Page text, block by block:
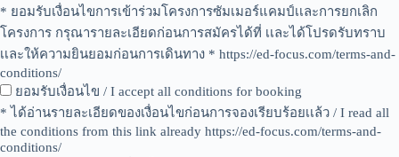
* ยอมรับเงื่อนไขการเข้าร่วมโครงการซัมเมอร์แคมป์เเละการยกเลิก
โครงการ กรุณารายละเอียดก่อนการสมัครได้ที่ เเละได้โปรดรับทราบ
เเละให้ความยินยอมก่อนการเดินทาง * https://ed-focus.com/terms-and-
conditions/
ยอมรับเงื่อนไข / I accept all conditions for booking
* ได้อ่านรายละเอียดของเงื่อนไขก่อนการจองเรียบร้อยเเล้ว / I read all
the conditions from this link already https://ed-focus.com/terms-and-
conditions/